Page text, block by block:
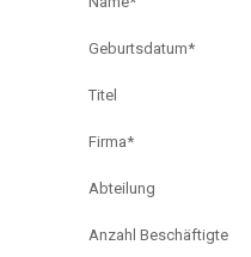
Geburtsdatum*
Titel
Firma*
Abteilung
Anzahl Beschäftigte